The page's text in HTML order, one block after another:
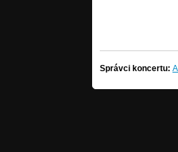
Správci koncertu: